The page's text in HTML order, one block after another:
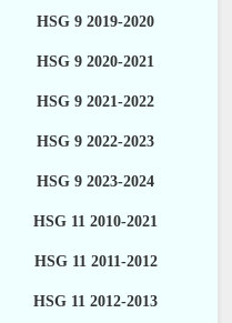
HSG 9 2019-2020
HSG 9 2020-2021
HSG 9 2021-2022
HSG 9 2022-2023
HSG 9 2023-2024
HSG 11 2010-2021
HSG 11 2011-2012
HSG 11 2012-2013